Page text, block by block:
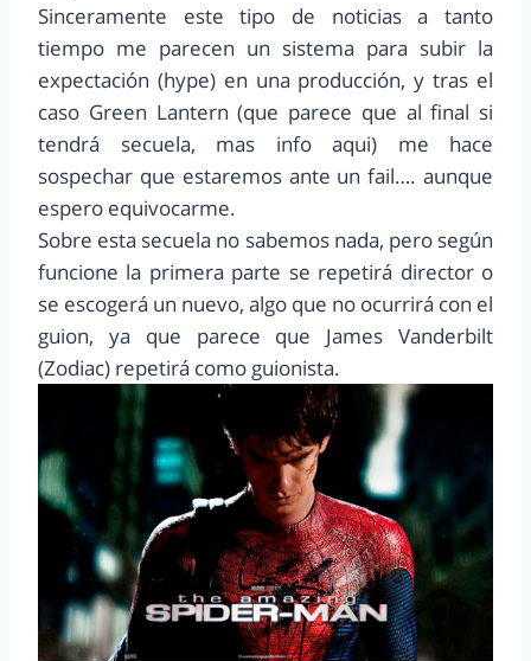
Sinceramente este tipo de noticias a tanto
tiempo me parecen un sistema para subir la
expectación (hype) en una producción, y tras el
caso Green Lantern (que parece que al final si
tendrá secuela, mas info aqui) me hace
sospechar que estaremos ante un fail…. aunque
espero equivocarme.
Sobre esta secuela no sabemos nada, pero según
funcione la primera parte se repetirá director o
se escogerá un nuevo, algo que no ocurrirá con el
guion, ya que parece que James Vanderbilt
(Zodiac) repetirá como guionista.